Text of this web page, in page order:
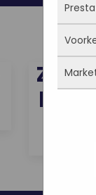
Zie
hetsite
Met
de
dus